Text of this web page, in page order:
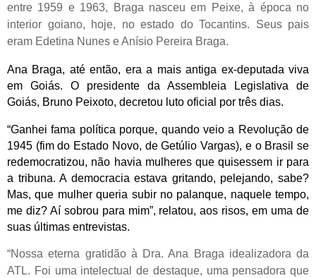
entre 1959 e 1963, Braga nasceu em Peixe, à época no
interior goiano, hoje, no estado do Tocantins. Seus pais
eram Edetina Nunes e Anísio Pereira Braga.
Ana Braga, até então, era a mais antiga ex-deputada viva
em Goiás. O presidente da Assembleia Legislativa de
Goiás, Bruno Peixoto, decretou luto oficial por três dias.
“Ganhei fama política porque, quando veio a Revolução de
1945 (fim do Estado Novo, de Getúlio Vargas), e o Brasil se
redemocratizou, não havia mulheres que quisessem ir para
a tribuna. A democracia estava gritando, pelejando, sabe?
Mas, que mulher queria subir no palanque, naquele tempo,
me diz? Aí sobrou para mim”, relatou, aos risos, em uma de
suas últimas entrevistas.
“Nossa eterna gratidão à Dra. Ana Braga idealizadora da
ATL. Foi uma intelectual de destaque, uma pensadora que